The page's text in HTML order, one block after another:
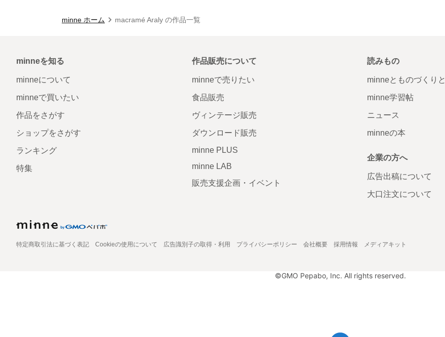
minne ホーム macramé Araly の作品一覧
minneを知る
minneについて
minneで買いたい
作品をさがす
ショップをさがす
ランキング
特集
作品販売について
minneで売りたい
食品販売
ヴィンテージ販売
ダウンロード販売
minne PLUS
minne LAB
販売支援企画・イベント
読みもの
minneとものづくりと
minne学習帖
ニュース
minneの本
企業の方へ
広告出稿について
大口注文について
特定商取引法に基づく表記 Cookieの使用について 広告識別子の取得・利用 プライバシーポリシー 会社概要 採用情報 メディアキット
©GMO Pepabo, Inc. All rights reserved.